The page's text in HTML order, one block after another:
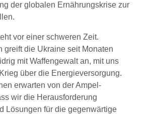
der globalen Ernährungskrise zur
vor einer schweren Zeit.
greift die Ukraine seit Monaten
mit Waffengewalt an, mit uns
über die Energieversorgung.
erwarten von der Ampel-
wir die Herausforderung
Lösungen für die gegenwärtige